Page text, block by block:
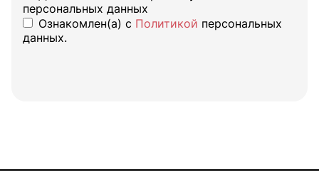
персональных данных
Ознакомлен(а) с Политикой персональных
данных.